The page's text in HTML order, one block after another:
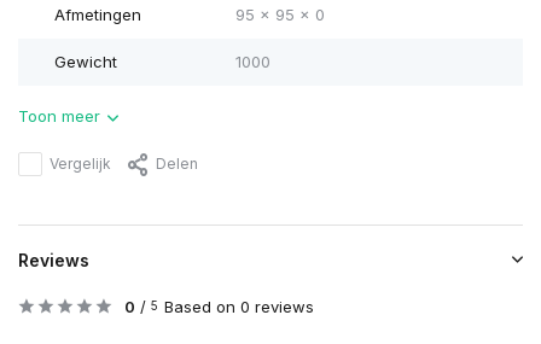
Afmetingen 95 x 95 x 0
Gewicht 1000
Toon meer
Vergelijk Delen
Reviews
0 / 5 Based on 0 reviews